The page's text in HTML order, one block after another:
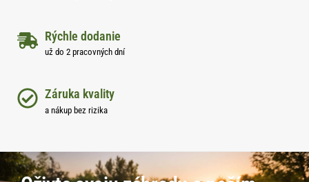
Rýchle dodanie
už do 2 pracovných dní
Záruka kvality
a nákup bez rizika